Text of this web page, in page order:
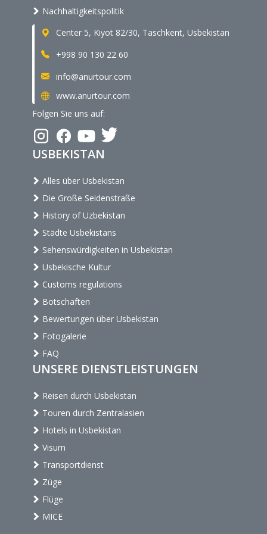
Nachhaltigkeitspolitik
Center 5, Kiyot 82/30, Taschkent, Usbekistan
+998 90 130 22 60
info@anurtour.com
www.anurtour.com
Folgen Sie uns auf:
USBEKISTAN
Alles über Usbekistan
Die Große Seidenstraße
History of Uzbekistan
Städte Usbekistans
Sehenswürdigkeiten in Usbekistan
Usbekische Kultur
Customs regulations
Botschaften
Bewertungen über Usbekistan
Fotogalerie
FAQ
UNSERE DIENSTLEISTUNGEN
Reisen durch Usbekistan
Touren durch Zentralasien
Hotels in Usbekistan
Visum
Transportdienst
Züge
Flüge
MICE